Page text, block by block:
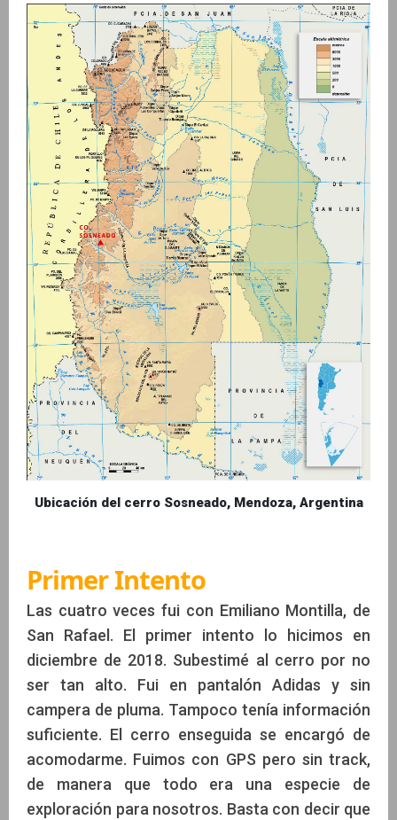
Ubicación del cerro Sosneado, Mendoza, Argentina
Primer Intento
Las cuatro veces fui con Emiliano Montilla, de
San Rafael. El primer intento lo hicimos en
diciembre de 2018. Subestimé al cerro por no
ser tan alto. Fui en pantalón Adidas y sin
campera de pluma. Tampoco tenía información
suficiente. El cerro enseguida se encargó de
acomodarme. Fuimos con GPS pero sin track,
de manera que todo era una especie de
exploración para nosotros. Basta con decir que